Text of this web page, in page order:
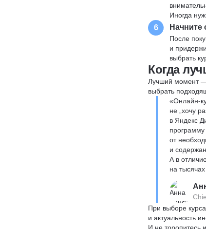
Иногда
6 Начните
После
и
выбрать
Когда
Лучший момент —
выбрать
«Онлайн-
не „хочу
в Яндекс
от
и
А в
на
При выборе
и актуальность